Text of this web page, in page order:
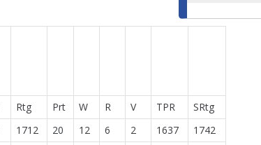
Rtg Prt W R V TPR
SRtg
1712 20 12 6 2 1637
1742